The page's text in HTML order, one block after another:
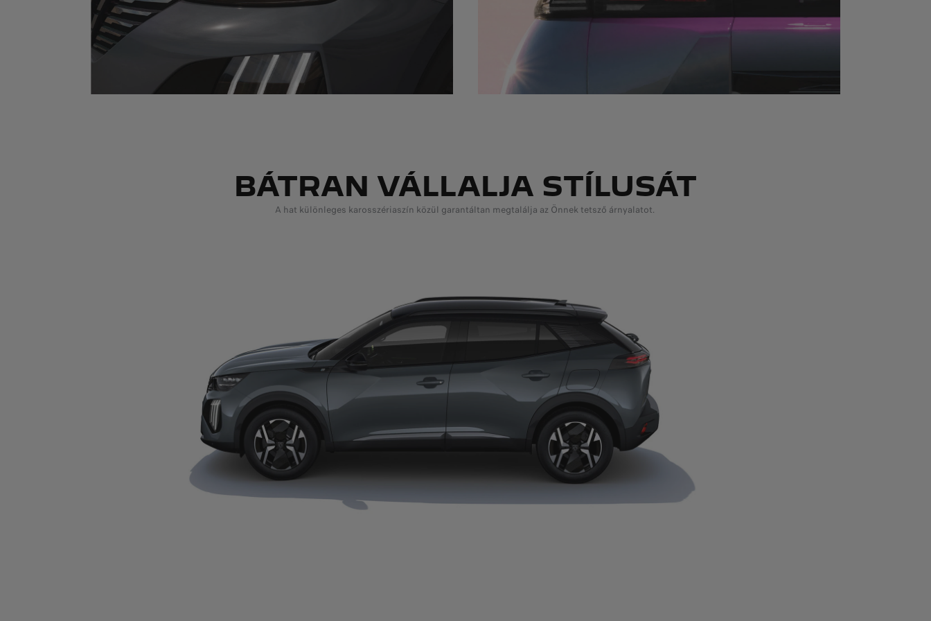
BÁTRAN VÁLLALJA STÍLUSÁT
A hat különleges karosszériaszín közül garantáltan megtalálja az Önnek tetsző árnyalatot.